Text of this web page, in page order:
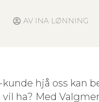
AV INA LØNNING
hjå oss kan
ha? Med